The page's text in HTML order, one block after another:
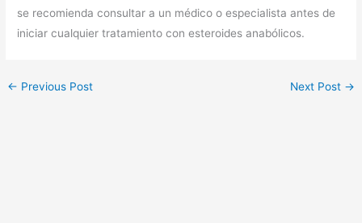
se recomienda consultar a un médico o especialista antes de
iniciar cualquier tratamiento con esteroides anabólicos.
← Previous Post Next Post →